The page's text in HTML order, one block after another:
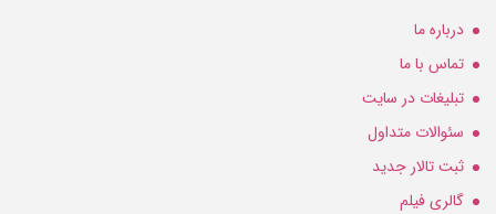
درباره ما
تماس با ما
تبلیغات در سایت
سئوالات متداول
ثبت تالار جدید
گالری فیلم